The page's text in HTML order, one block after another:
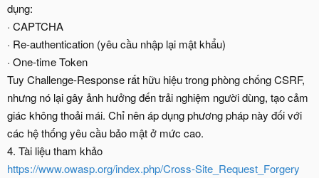
dụng:
· CAPTCHA
· Re-authentication (yêu cầu nhập lại mật khẩu)
· One-time Token
Tuy Challenge-Response rất hữu hiệu trong phòng chống CSRF,
nhưng nó lại gây ảnh hưởng đến trải nghiệm người dùng, tạo cảm
giác không thoải mái. Chỉ nên áp dụng phương pháp này đối với
các hệ thống yêu cầu bảo mật ở mức cao.
4. Tài liệu tham khảo
https://www.owasp.org/index.php/Cross-Site_Request_Forgery